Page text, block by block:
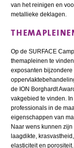
van het reinigen en
metallieke deklagen.
Op de SURFACE
themapleinen te
exposanten
de ION Borghardt
vakgebied te vinden.
professionals in de
eigenschappen van
Naar wens kunnen
laagdikte,
elasticiteit en